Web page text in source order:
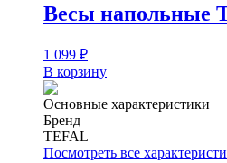
Весы напольные
1 099 ₽
В корзину
Основные характеристики
Бренд
TEFAL
Посмотреть все